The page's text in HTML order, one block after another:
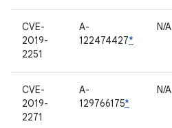
CVE-
2019-
2251
A-
122474427*
N/A
CVE-
2019-
2271
A-
129766175*
N/A